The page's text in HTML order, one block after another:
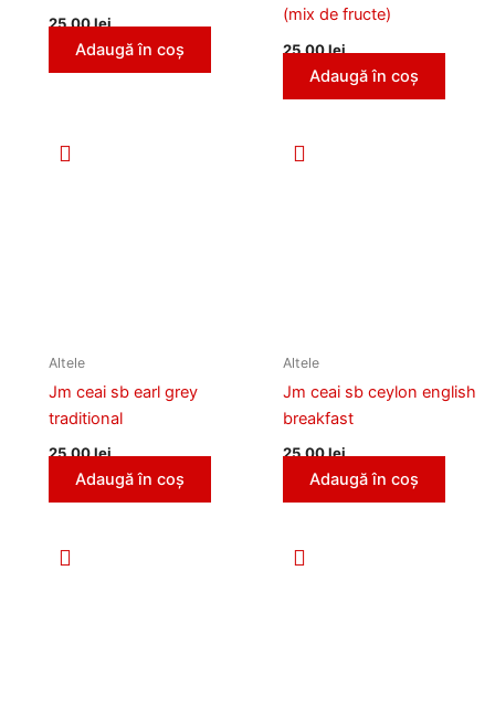
25,00lei
Adaugă în coș
(mix de fructe)
25,00lei
Adaugă în coș
Altele
Jm ceai sb earl grey
traditional
25,00lei
Adaugă în coș
Altele
Jm ceai sb ceylon english
breakfast
25,00lei
Adaugă în coș